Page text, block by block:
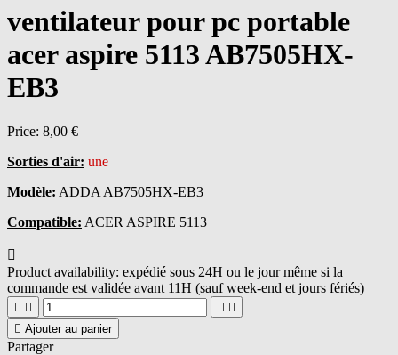
ventilateur pour pc portable
acer aspire 5113 AB7505HX-
EB3
Price: 8,00 €
Sorties d'air: une
Modèle: ADDA AB7505HX-EB3
Compatible: ACER ASPIRE 5113

Product availability: expédié sous 24H ou le jour même si la
commande est validée avant 11H (sauf week-end et jours fériés)
   
 Ajouter au panier
Partager